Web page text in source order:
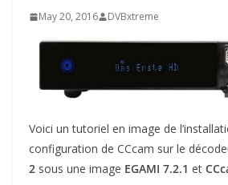
May 20, 2016 DVBxtreme
Voici un tutoriel en image de
configuration de CCcam sur le
2 sous une image EGAMI 7.2.1 et